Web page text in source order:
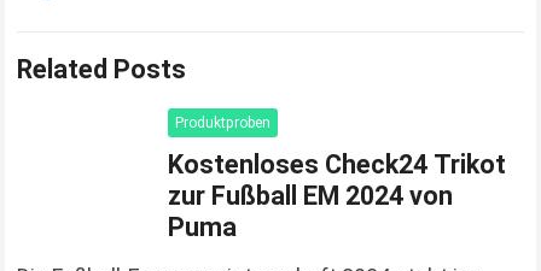
Related Posts
Produktproben
Kostenloses Check24 Trikot
zur Fußball EM 2024 von
Puma